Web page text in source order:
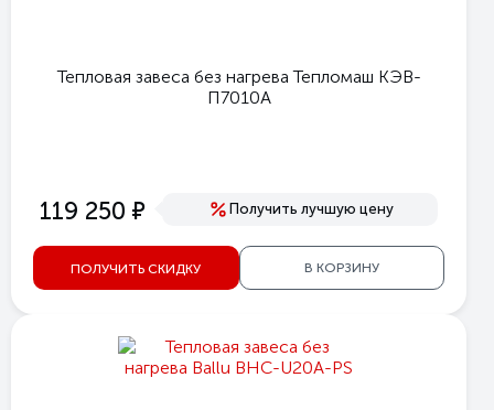
Тепловая завеса без нагрева Тепломаш КЭВ-
П7010А
119 250 е Получить лучшую цену
ПОЛУЧИТЬ СКИДКУ В КОРЗИНУ